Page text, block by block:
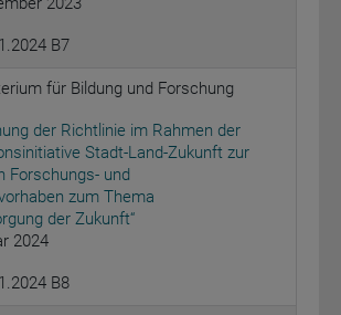
B7
für Bildung und Forschung
der Richtlinie im Rahmen der
Stadt-Land-Zukunft zur
Forschungs- und
zum Thema
der Zukunft“
2024
B8